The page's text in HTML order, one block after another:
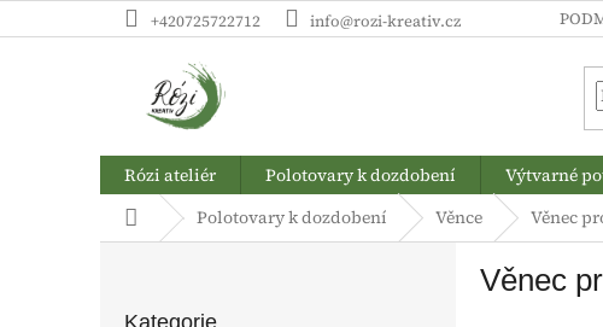
na
+420725722712 info@rozi-kreativ.cz
Rózi ateliér Polotovary k dozdobení Výtvarné
Domů Polotovary k dozdobení Věnce Věnec
kategorie
Kategorie
Věnec